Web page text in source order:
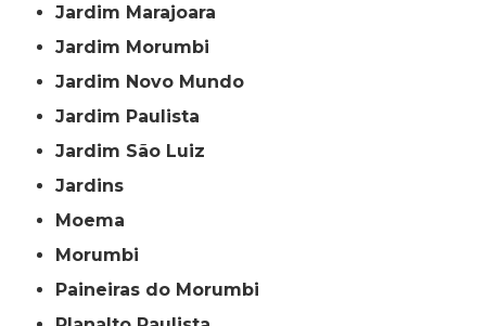
Jardim Marajoara
Jardim Morumbi
Jardim Novo Mundo
Jardim Paulista
Jardim São Luiz
Jardins
Moema
Morumbi
Paineiras do Morumbi